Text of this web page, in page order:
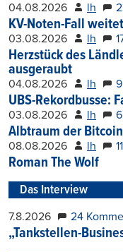
04.08.2026 lh
KV-Noten-Fall
03.08.2026 lh
Herzstück des
ausgeraubt
04.08.2026 lh
UBS-Rekordbusse:
03.08.2026 lh
Albtraum der
08.08.2026 lh
Roman The Wolf
Das Interview
7.8.2026 24
„Tankstellen-